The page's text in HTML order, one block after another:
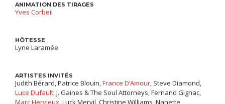
ANIMATION DES TIRAGES
Yves Corbeil
HÔTESSE
Lyne Laramée
ARTISTES INVITÉS
Judith Bérard, Patrice Blouin,France D’Amour, Steve Diamond,
Luce Dufault, J. Gaines & The Soul Attorneys, Fernand Gignac,
Marc Hervieux, Luck Mervil, Christine Williams, Nanette